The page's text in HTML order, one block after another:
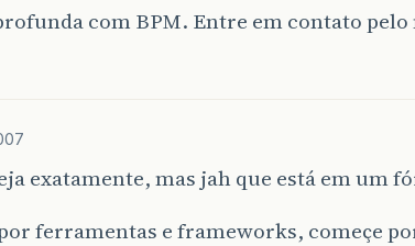
com BPM. Entre em contato
exatamente, mas jah que está em um
ferramentas e frameworks, começe